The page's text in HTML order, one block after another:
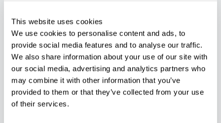
This website uses cookies
We use cookies to personalise content and ads, to
provide social media features and to analyse our traffic.
We also share information about your use of our site with
our social media, advertising and analytics partners who
may combine it with other information that you’ve
provided to them or that they’ve collected from your use
of their services.
važećim odobrenja za stavljanje u promet vaših lijekova
za humanu i veterinarsku primjenu na području
Hrvatske u nacionalnim i zajedničkim EU postupcima.
Svojom stručnošću i iskustvom u regulatornim
procjenama i nacionalnim specifičnostima također
pružamo regulatornu podršku distributerima i
proizvođačima medicinskih proizvoda.